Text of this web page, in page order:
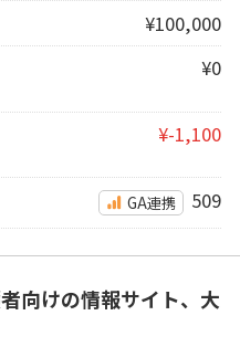
¥100,000
¥0
¥-1,100
GA連携 509
向けの情報サイト、大